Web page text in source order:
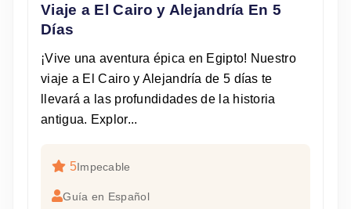
Viaje a El Cairo y Alejandría En 5
Días
¡Vive una aventura épica en Egipto! Nuestro
viaje a El Cairo y Alejandría de 5 días te
llevará a las profundidades de la historia
antigua. Explor...
5Impecable
Guía en Español